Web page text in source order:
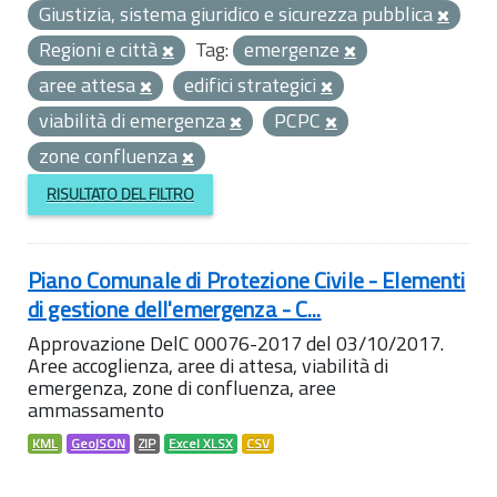
Giustizia, sistema giuridico e sicurezza pubblica
Regioni e città
Tag: emergenze
aree attesa
edifici strategici
viabilità di emergenza
PCPC
zone confluenza
RISULTATO DEL FILTRO
Piano Comunale di Protezione Civile - Elementi
di gestione dell'emergenza - C...
Approvazione DelC 00076-2017 del 03/10/2017.
Aree accoglienza, aree di attesa, viabilità di
emergenza, zone di confluenza, aree
ammassamento
KML GeoJSON ZIP Excel XLSX CSV